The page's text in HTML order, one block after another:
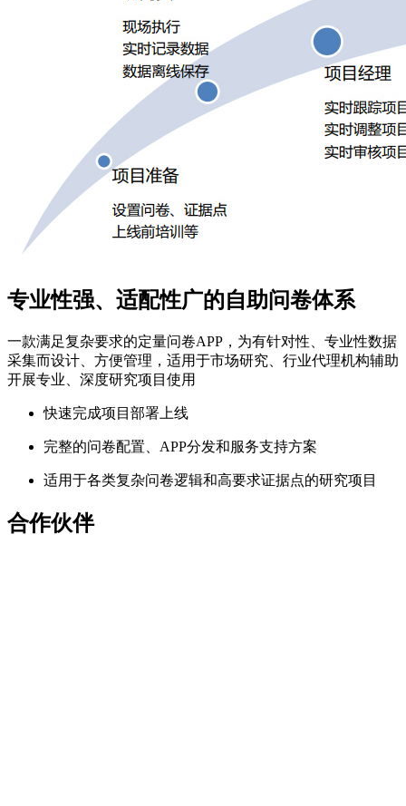
专业性强、适配性广的自助问卷体系
一款满足复杂要求的定量问卷APP，为有针对性、专业性数据
采集而设计、方便管理，适用于市场研究、行业代理机构辅助
开展专业、深度研究项目使用
快速完成项目部署上线
完整的问卷配置、APP分发和服务支持方案
适用于各类复杂问卷逻辑和高要求证据点的研究项目
合作伙伴